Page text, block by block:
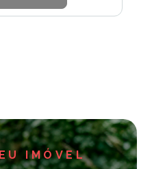
IMÓVEL